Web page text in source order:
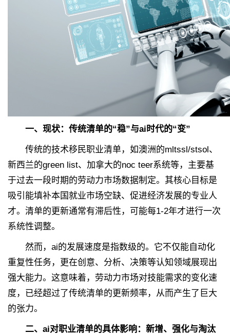
一、现状：传统清单的“稳”与ai时代的“变”
传统的技术移民职业清单，如澳洲的mltssl/stsol、
新西兰的green list、加拿大的noc teer系统等，主要基
于过去一段时期的劳动力市场数据制定。其核心目标是
吸引能填补本国就业市场空缺、促进经济发展的专业人
才。清单的更新通常有滞后性，可能每1-2年才进行一次
系统性调整。
然而，ai的发展速度是指数级的。它不仅能自动化
重复性任务，更在创意、分析、决策等认知领域展现出
强大能力。这意味着，劳动力市场对技能需求的变化速
度，已经超过了传统清单的更新频率，从而产生了巨大
的张力。
二、ai对职业清单的具体影响：新增、强化与淘汰